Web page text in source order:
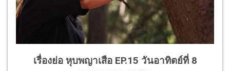
เรื่องย่อ หุบพญาเสือ EP.15 วันอาทิตย์ที่ 8